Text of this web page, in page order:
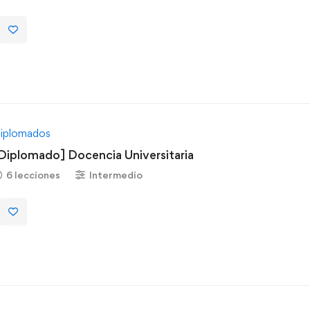
Docencia Universitaria
6 lecciones Intermedio